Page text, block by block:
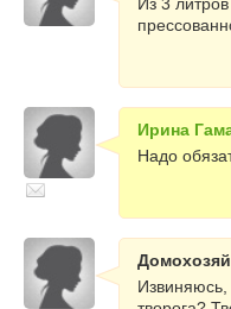
Ирина
Надо